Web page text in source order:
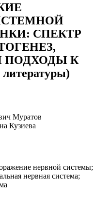
СПЕКТР
ПОДХОДЫ К
Муратов
Кузиева
нервной системы;
нервная система;